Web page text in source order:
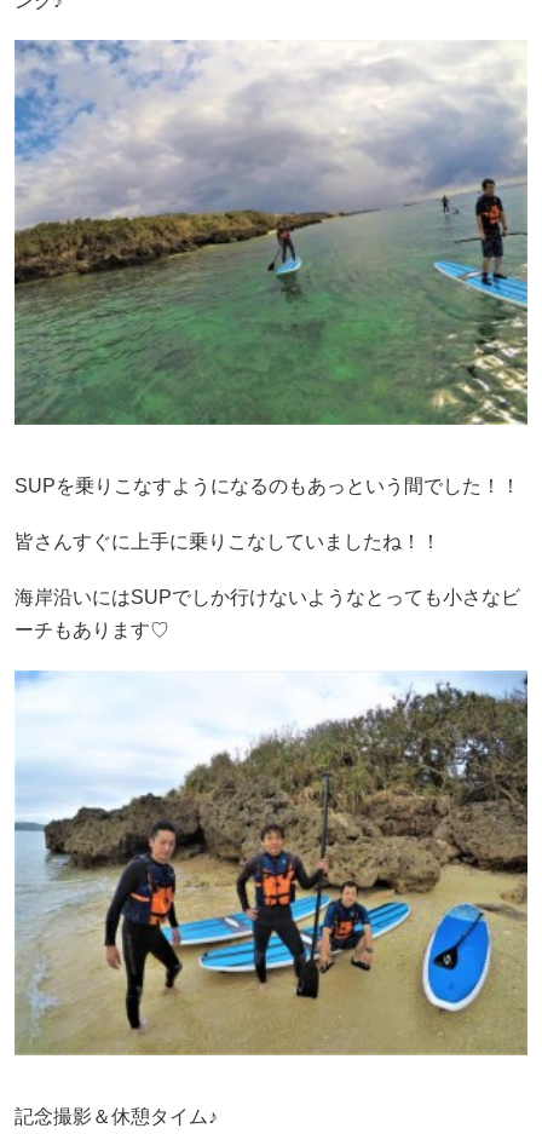
SUPを乗りこなすようになるのもあっという間でした！！
皆さんすぐに上手に乗りこなしていましたね！！
海岸沿いにはSUPでしか行けないようなとっても小さなビ
ーチもあります♡
記念撮影＆休憩タイム♪